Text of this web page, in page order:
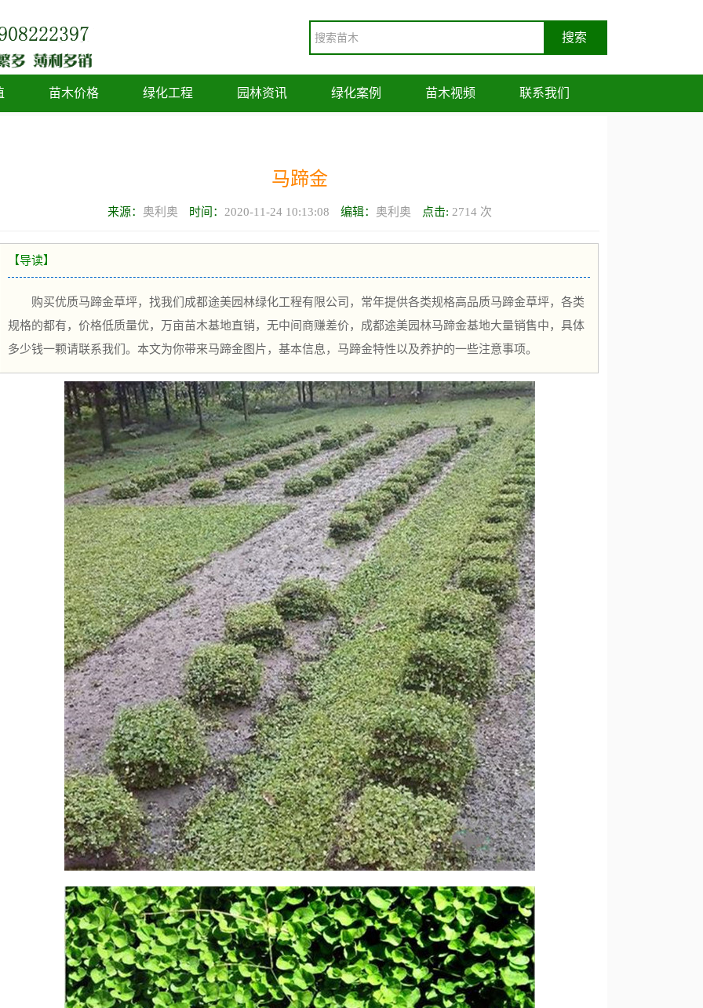
苗木价格 绿化工程 园林资讯 绿化案例 苗木视频 联系我们
马蹄金
来源： 奥利奥 时间： 2020-11-24 10:13:08 编辑： 奥利奥 点击: 2714 次
【导读】
购买优质马蹄金草坪，找我们成都途美园林绿化工程有限公司，常年提供各类规格高品质马蹄金草坪，各类
规格的都有，价格低质量优，万亩苗木基地直销，无中间商赚差价，成都途美园林马蹄金基地大量销售中，具体
多少钱一颗请联系我们。本文为你带来马蹄金图片，基本信息，马蹄金特性以及养护的一些注意事项。